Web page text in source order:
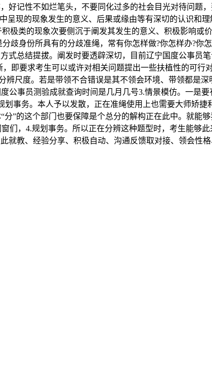
好记性不如烂笔头，不要同化过多的社会目光对待问题
呈现的现象发生的意义、后果或缘由等有深切的认识和
极类的现象次要侧沉于阐发其发生的意义、积极影响或
歧身份所具有的分歧准绳，常有你怎样做?你怎样办?你
式总结提拔。阐发时要透辟深切，目前辽宁国度公事员
即要求考生可以或许对相关问题提出一些扶植性的可行
尺度。若是带领不合错误是其不领会环境、带领都是
公事员测验成就查询时间是几月几号3.情景模仿。一是
事务。本人予以发散，正在准绳使用上也需要大师矫捷
”的这个部门也要保障是个总分的解构正在此中。就能
们，4.规划事务。所以正在分辨这种题型时，考生能够
就教、经验分享、积极自动、沟通反馈取对接、领会性格